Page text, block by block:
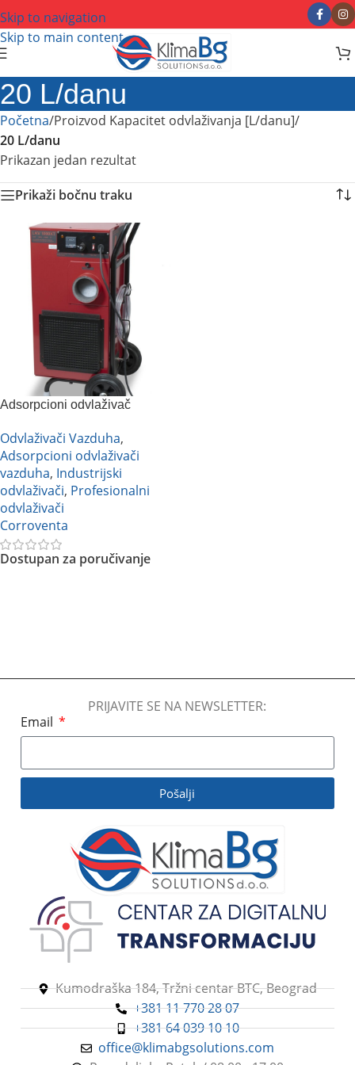
Skip to navigation
Skip to main content
20 L/danu
Početna/Proizvod Kapacitet odvlaživanja [L/danu]/
20 L/danu
Prikazan jedan rezultat
Prikaži bočnu traku
Adsorpcioni odvlaživač
1000XT
Odvlaživači Vazduha,
Adsorpcioni odvlaživači
vazduha, Industrijski
odvlaživači, Profesionalni
odvlaživači
Corroventa
Dostupan za poručivanje
PRIJAVITE SE NA NEWSLETTER:
Email
Pošalji
Kumodraška 184, Tržni centar BTC, Beograd
+381 11 770 28 07
+381 64 039 10 10
office@klimabgsolutions.com